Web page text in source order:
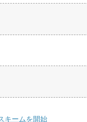
キームを開始